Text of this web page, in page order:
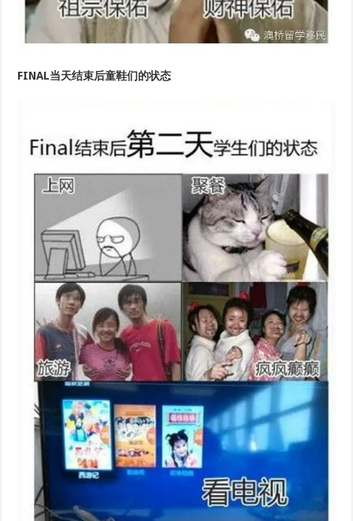
FINAL当天结束后童鞋们的状态